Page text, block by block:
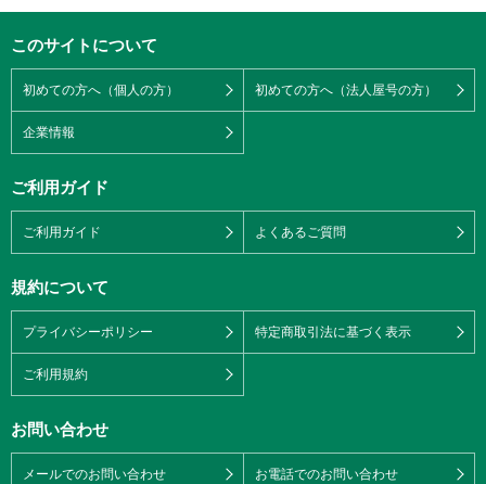
このサイトについて
初めての方へ（個人の方） 初めての方へ（法人屋号の方）
企業情報
ご利用ガイド
ご利用ガイド よくあるご質問
規約について
プライバシーポリシー 特定商取引法に基づく表示
ご利用規約
お問い合わせ
メールでのお問い合わせ お電話でのお問い合わせ